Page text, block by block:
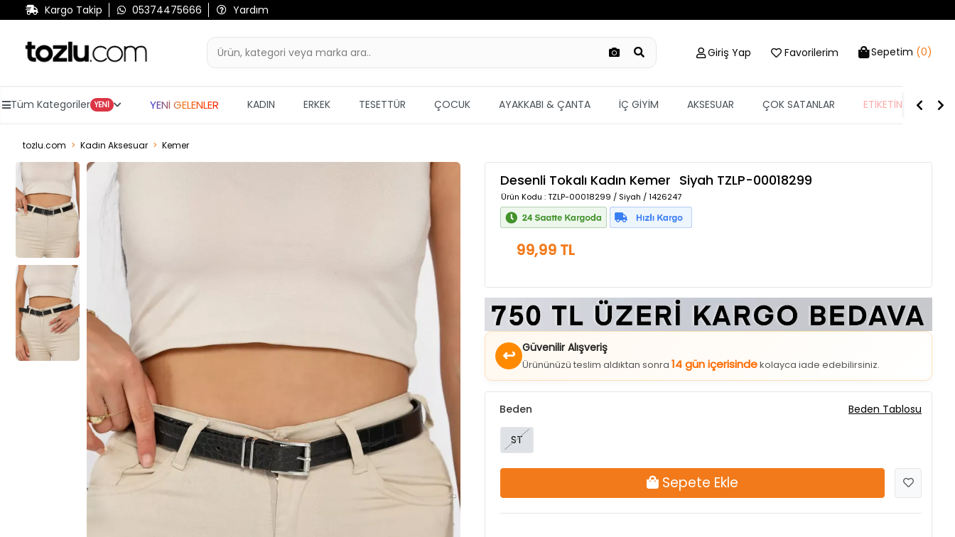
Kargo Takip 05374475666 Yardım
Giriş Yap Favorilerim Sepetim (0)
Tüm Kategoriler YENİ YENİ GELENLER KADIN ERKEK TESETTÜR ÇOCUK AYAKKABI & ÇANTA İÇ GİYİM AKSESUAR ÇOK SATANLAR ETİKETİN YARISI
tozlu.com Kadın Aksesuar Kemer
Desenli Tokalı Kadın Kemer Siyah TZLP-00018299
Ürün Kodu : TZLP-00018299 / Siyah / 1426247
99,99 TL
↩ Güvenilir Alışveriş
Ürününüzü teslim aldıktan sonra14 gün içerisindekolayca iade edebilirsiniz.
ST